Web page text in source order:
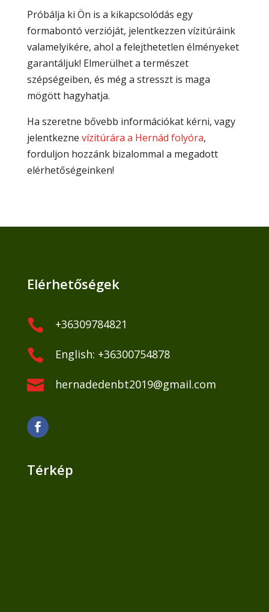
Próbálja ki Ön is a kikapcsolódás egy
formabontó verzióját, jelentkezzen vízitúráink
valamelyikére, ahol a felejthetetlen élményeket
garantáljuk! Elmerülhet a természet
szépségeiben, és még a stresszt is maga
mögött hagyhatja.
Ha szeretne bővebb információkat kérni, vagy
jelentkezne vízitúrára a Hernád folyóra,
forduljon hozzánk bizalommal a megadott
elérhetőségeinken!
Elérhetőségek
 +36309784821
 English: +36300754878
 hernadedenbt2019@gmail.com
Térkép